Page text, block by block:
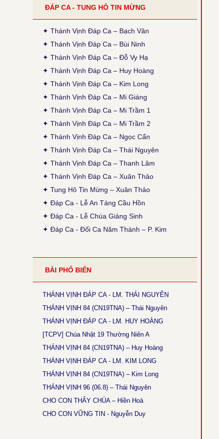
Thời gian cập nhật: 14:35, ngày 30-03-2026
Đính chính ĐK: Thánh Điện = Thánh Diện
● Thánh Vịnh 120 - Xuân Thảo
Thời gian cập nhật: 14:50, ngày 04-02-2026
Sửa phiên khúc 2, chữ cuối: "sao đành" thành
"cho đành", theo bản gốc (x. ấn bản 2020, TCPV
Tổng Hợp, Xuân Thảo, p. 496).
Thời gian cập nhật: 15:45, ngày 03-12-2025
Cập nhật thêm Alleluia Lễ Vọng Giáng Sinh theo
Chúa Nhật 12 TNA, Thánh Giuse, cập nhật lại
phiên khúc cuối (tham chiếu: Sách Bài Đọc và
● Thánh Vịnh 103 - Kim Long
Lễ Chính Ngày: Chúa Thánh Thần Hiện Xuống.
Sửa lại nội dung câu thứ 2 của phiên khúc 1.
● Thánh Vịnh 103 - Thanh Lâm
Thời gian cập nhật: 15:45, ngày 03-12-2025
● Thánh Vịnh 68 - Kim Long
Chúa Nhật 12 Thường Niên A: Câu đáp: bỏ chữ
khẩn, chữ con luyến nốt G+F.
● Thánh Vịnh 144 - Kim Long
Thời gian cập nhật: 15:45, ngày 03-12-2025
chữ: “rất” thành “thật”
● Magnificat Lc 1 - Kim Long
Lễ Mân Côi, Chúa Nhật 3 Mùa Vọng B: sửa chữ
cuối cùng phiên khúc cuối: “ngàn sau” thành
● Thánh Vịnh 146 - Kim Long
ĐÁP CA - TUNG HÔ TIN MỪNG
✦ Thánh Vịnh Đáp Ca – Bạch Vân
✦ Thánh Vịnh Đáp Ca – Bùi Ninh
✦ Thánh Vịnh Đáp Ca – Đỗ Vy Hạ
✦ Thánh Vịnh Đáp Ca – Huy Hoàng
✦ Thánh Vịnh Đáp Ca – Kim Long
✦ Thánh Vịnh Đáp Ca – Mi Giáng
✦ Thánh Vịnh Đáp Ca – Mi Trầm 1
✦ Thánh Vịnh Đáp Ca – Mi Trầm 2
✦ Thánh Vịnh Đáp Ca – Ngọc Cẩn
✦ Thánh Vịnh Đáp Ca – Thái Nguyên
✦ Thánh Vịnh Đáp Ca – Thanh Lâm
✦ Thánh Vịnh Đáp Ca – Xuân Thảo
✦ Tung Hô Tin Mừng – Xuân Thảo
✦ Đáp Ca - Lễ An Táng Cầu Hồn
✦ Đáp Ca - Lễ Chúa Giáng Sinh
✦ Đáp Ca - Đối Ca Năm Thánh – P. Kim
BÀI PHỔ BIẾN
THÁNH VỊNH ĐÁP CA - LM. THÁI NGUYÊN
THÁNH VỊNH 84 (CN19TNA) – Thái Nguyên
THÁNH VỊNH ĐÁP CA - LM. HUY HOÀNG
[TCPV] Chúa Nhật 19 Thường Niên A
THÁNH VỊNH 84 (CN19TNA) – Huy Hoàng
THÁNH VỊNH ĐÁP CA - LM. KIM LONG
THÁNH VỊNH 84 (CN19TNA) – Kim Long
THÁNH VỊNH 96 (06.8) – Thái Nguyên
CHO CON THẤY CHÚA – Hiền Hoà
CHO CON VỮNG TIN - Nguyễn Duy